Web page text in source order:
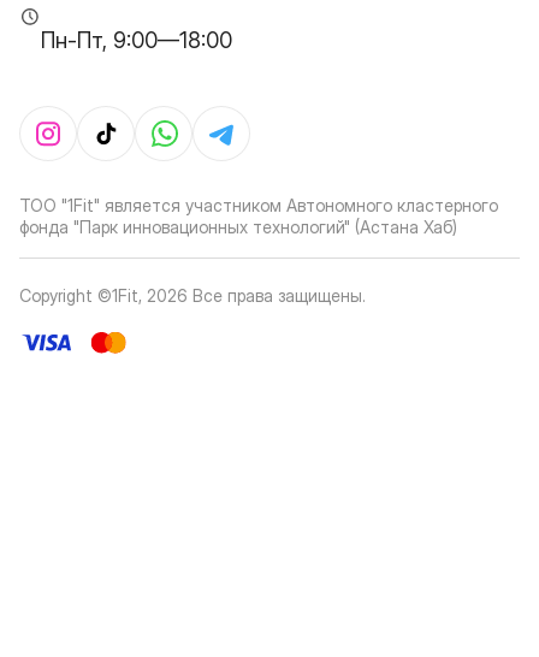
Пн-Пт, 9:00—18:00
ТОО "1Fit" является участником Автономного кластерного
фонда "Парк инновационных технологий" (Астана Хаб)
Copyright ©1Fit, 2026 Все права защищены.